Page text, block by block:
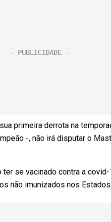
primeira derrota na
-, não irá disputar o
se vacinado contra a
não imunizados nos